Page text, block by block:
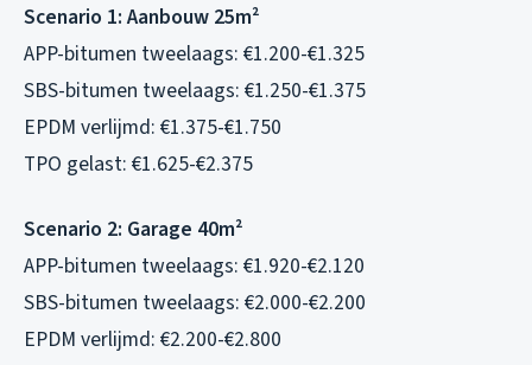
Scenario 1: Aanbouw 25m²
APP-bitumen tweelaags: €1.200-€1.325
SBS-bitumen tweelaags: €1.250-€1.375
EPDM verlijmd: €1.375-€1.750
TPO gelast: €1.625-€2.375
Scenario 2: Garage 40m²
APP-bitumen tweelaags: €1.920-€2.120
SBS-bitumen tweelaags: €2.000-€2.200
EPDM verlijmd: €2.200-€2.800